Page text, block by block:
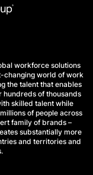
workforce solutions
changing world of work
the talent that enables
hundreds of thousands
skilled talent while
of people across
family of brands –
substantially more
and territories and